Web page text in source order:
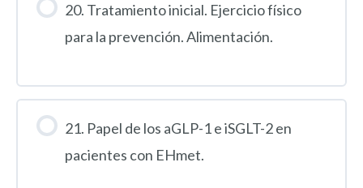
20. Tratamiento inicial. Ejercicio físico
para la prevención. Alimentación.
21. Papel de los aGLP-1 e iSGLT-2 en
pacientes con EHmet.